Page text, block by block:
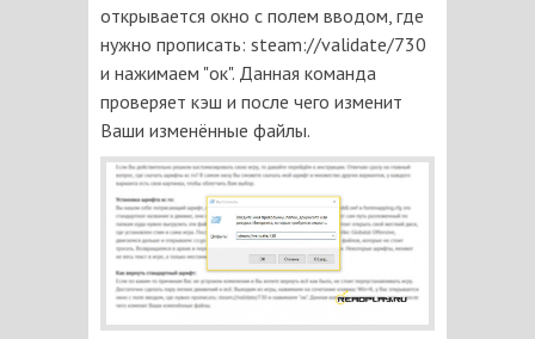
открывается окно с полем вводом, где
нужно прописать: steam://validate/730
и нажимаем "ок". Данная команда
проверяет кэш и после чего изменит
Ваши изменённые файлы.